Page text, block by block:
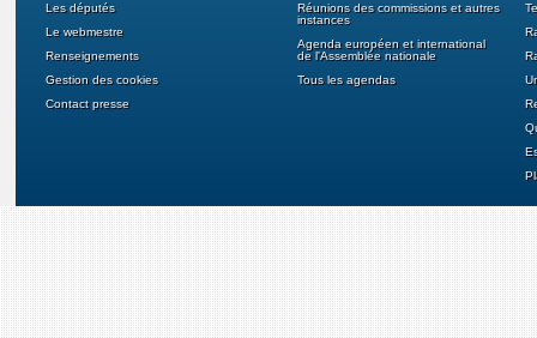
Les députés
Le webmestre
Renseignements
Gestion des cookies
Contact presse
Réunions des commissions et autres
instances
Agenda européen et international
de l'Assemblée nationale
Tous les agendas